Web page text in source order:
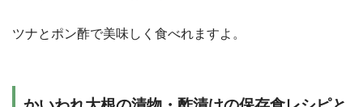
ツナとポン酢で美味しく食べれますよ。